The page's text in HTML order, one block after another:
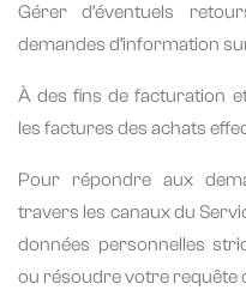
Gérer d’éventuels
demandes d’information
À des fins de facturation
les factures des achats
Pour répondre aux
travers les canaux du
données personnelles
ou résoudre votre requête